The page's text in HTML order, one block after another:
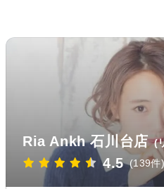
Ria Ankh 石川台店 (
4.5 (139件)